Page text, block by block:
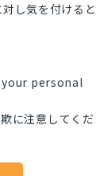
し気を付けると
personal
に注意してくだ